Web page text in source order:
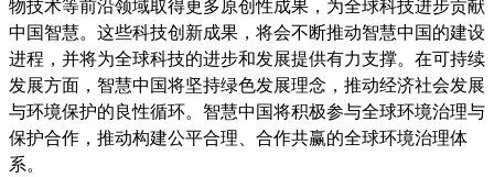
物技术等前沿领域取得更多原创性成果，为全球科技进步贡献
中国智慧。这些科技创新成果，将会不断推动智慧中国的建设
进程，并将为全球科技的进步和发展提供有力支撑。在可持续
发展方面，智慧中国将坚持绿色发展理念，推动经济社会发展
与环境保护的良性循环。智慧中国将积极参与全球环境治理与
保护合作，推动构建公平合理、合作共赢的全球环境治理体
系。